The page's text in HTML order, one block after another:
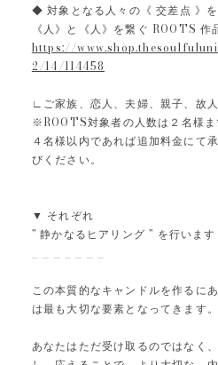
◆ 対象となる人々の《 交差点 》
《人》と《人》を繋ぐ ROOTS 作
https://
2/14/114458
∟ご家族、恋人、夫婦、親子、故
※ROOTS対象者の人数は２名様ま
４名様以内であれば追加料金にて
びください。
▼ それぞれ
" 静かなるヒアリング " を行います
この本質的なキャンドルを作るに
は最も大切な要素となってきます。
あなたはただ受け取るのではなく